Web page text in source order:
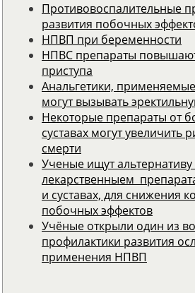
Противовоспалительные
развития побочных
НПВП при беременности
НПВС препараты
приступа
Анальгетики,
могут вызывать
Некоторые препараты от
суставах могут увеличить
смерти
Ученые ищут
лекарственныем
и суставах, для снижения
побочных эффектов
Учёные открыли один из
профилактики развития
применения НПВП